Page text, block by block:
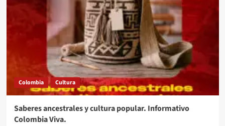
Colombia Cultura
Saberes ancestrales y cultura popular. Informativo
Colombia Viva.